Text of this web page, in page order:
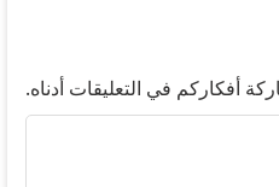
أفكاركم في التعليقات أدناه.